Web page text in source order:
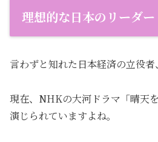
理想的な日本のリーダー
言わずと知れた日本経済の立役者
現在、NHKの大河ドラマ「晴天
演じられていますよね。